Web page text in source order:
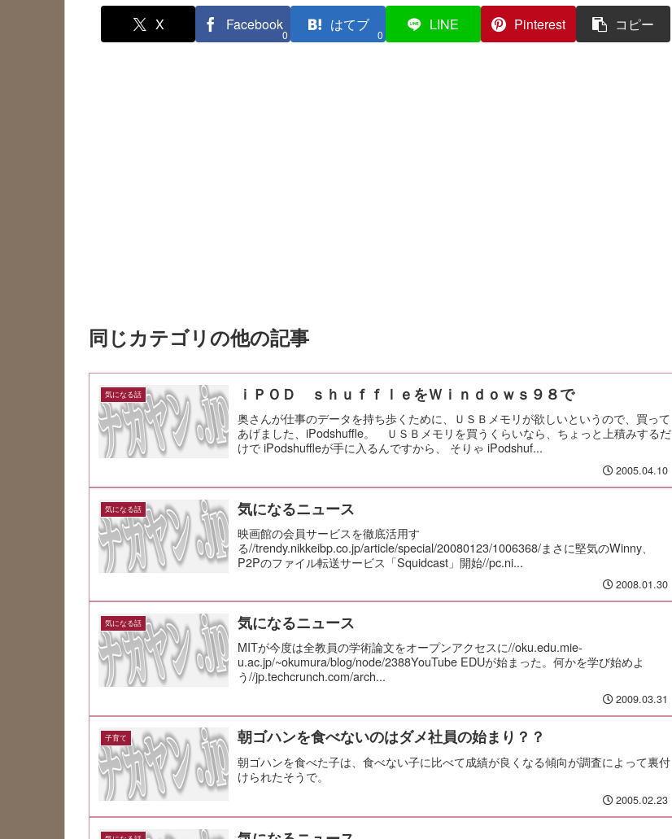
X Facebook
0
はてブ
0
LINE Pinterest コピー
同じカテゴリの他の記事
気になる話 ｉＰＯＤ ｓｈｕｆｆｌｅをＷｉｎｄｏｗｓ９８で
奥さんが仕事のデータを持ち歩くために、ＵＳＢメモリが欲しいというので、買って
あげました、iPodshuffle。 ＵＳＢメモリを買うくらいなら、ちょっと上積みするだ
けで iPodshuffleが手に入るんですから、 そりゃ iPodshuf...
2005.04.10
気になる話 気になるニュース
映画館の会員サービスを徹底活用す
る//trendy.nikkeibp.co.jp/article/special/20080123/1006368/まさに堅気のWinny、
P2Pのファイル転送サービス「Squidcast」開始//pc.ni...
2008.01.30
気になる話 気になるニュース
MITが今度は全教員の学術論文をオープンアクセスに//oku.edu.mie-
u.ac.jp/~okumura/blog/node/2388YouTube EDUが始まった。何かを学び始めよ
う//jp.techcrunch.com/arch...
2009.03.31
子育て 朝ゴハンを食べないのはダメ社員の始まり？？
朝ゴハンを食べた子は、食べない子に比べて成績が良くなる傾向が調査によって裏付
けられたそうで。
2005.02.23